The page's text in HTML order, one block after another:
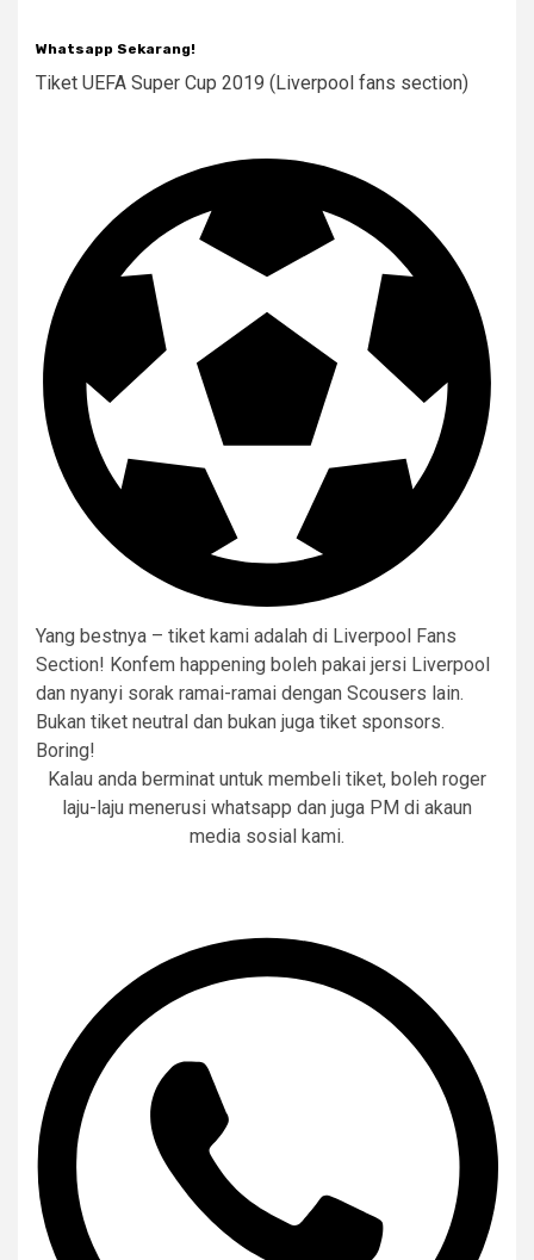
Whatsapp Sekarang!
Tiket UEFA Super Cup 2019 (Liverpool fans section)
Yang bestnya – tiket kami adalah di Liverpool Fans
Section! Konfem happening boleh pakai jersi Liverpool
dan nyanyi sorak ramai-ramai dengan Scousers lain.
Bukan tiket neutral dan bukan juga tiket sponsors.
Boring!
Kalau anda berminat untuk membeli tiket, boleh roger
laju-laju menerusi whatsapp dan juga PM di akaun
media sosial kami.